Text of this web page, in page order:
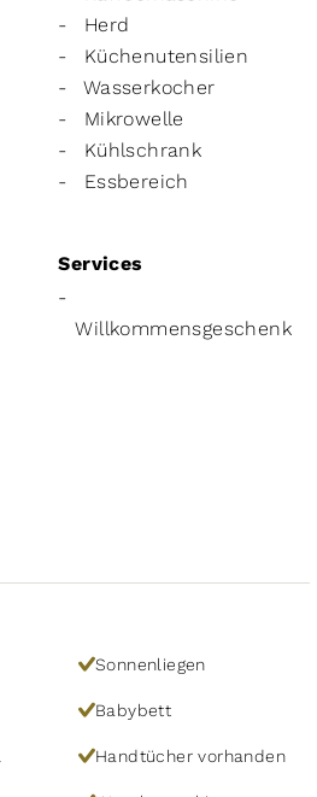
Herd
Küchenutensilien
Wasserkocher
Mikrowelle
Kühlschrank
Essbereich
Services
Willkommensgeschenk
Sonnenliegen
Babybett
Handtücher vorhanden